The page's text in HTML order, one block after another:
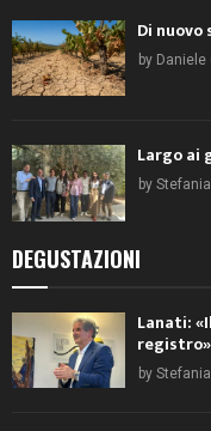
Di
by Daniele
Largo ai
by
DEGUSTAZIONI
Lanati:
registro»
by